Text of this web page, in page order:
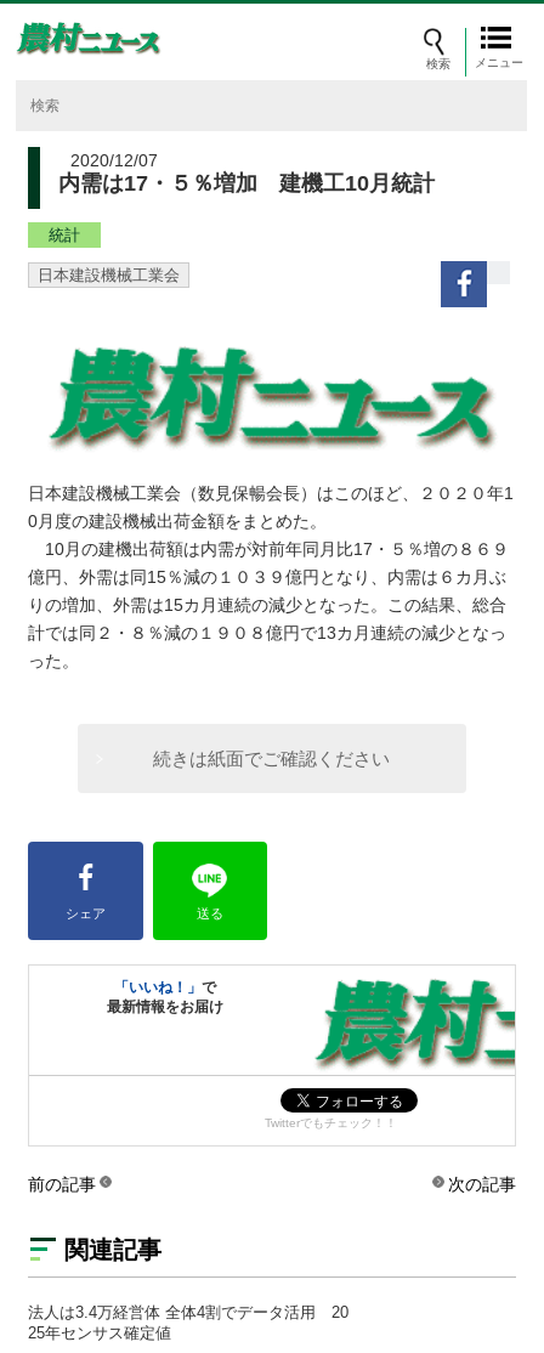
メニュー
2020/12/07
内需は17・５％増加 建機工10月統計
統計
日本建設機械工業会
日本建設機械工業会（数見保暢会長）はこのほど、２０２０年1
0月度の建設機械出荷金額をまとめた。
10月の建機出荷額は内需が対前年同月比17・５％増の８６９
億円、外需は同15％減の１０３９億円となり、内需は６カ月ぶ
りの増加、外需は15カ月連続の減少となった。この結果、総合
計では同２・８％減の１９０８億円で13カ月連続の減少となっ
った。
続きは紙面でご確認ください
シェア 送る
「いいね！」で
最新情報をお届け
Twitterでもチェック！！
前の記事 次の記事
関連記事
法人は3.4万経営体 全体4割でデータ活用 20
25年センサス確定値